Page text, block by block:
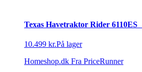
Texas Havetraktor Rider 6110ES
10.499 kr.På lager
Homeshop.dk Fra PriceRunner